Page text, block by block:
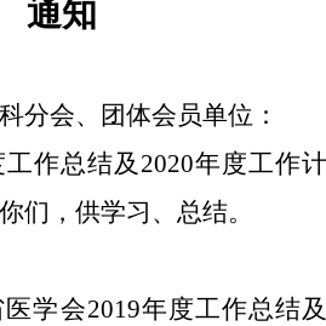
通知
分会、团体会员单位：
作总结及 2020年度工作
们，供学习、总结。
学会2019年度工作总结